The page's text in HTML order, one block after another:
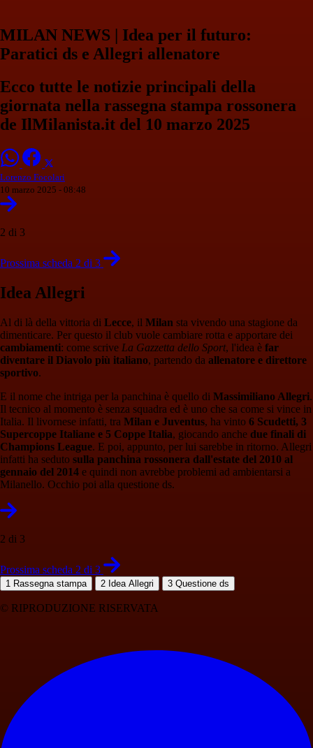
MILAN NEWS | Idea per il futuro:
Paratici ds e Allegri allenatore
Ecco tutte le notizie principali della
giornata nella rassegna stampa rossonera
de IlMilanista.it del 10 marzo 2025
Lorenzo Focolari
10 marzo 2025 - 08:48
2 di 3
Prossima scheda 2 di 3
Idea Allegri
Al di là della vittoria di Lecce, il Milan sta vivendo una stagione da
dimenticare. Per questo il club vuole cambiare rotta e apportare dei
cambiamenti: come scrive La Gazzetta dello Sport, l'idea è far
diventare il Diavolo più italiano, partendo da allenatore e direttore
sportivo.
E il nome che intriga per la panchina è quello di Massimiliano Allegri.
Il tecnico al momento è senza squadra ed è uno che sa come si vince in
Italia. Il livornese infatti, tra Milan e Juventus, ha vinto 6 Scudetti, 3
Supercoppe Italiane e 5 Coppe Italia, giocando anche due finali di
Champions League. E poi, appunto, per lui sarebbe in ritorno. Allegri
infatti ha seduto sulla panchina rossonera dall'estate del 2010 al
gennaio del 2014 e quindi non avrebbe problemi ad ambientarsi a
Milanello. Occhio poi alla questione ds.
2 di 3
Prossima scheda 2 di 3
1 Rassegna stampa 2 Idea Allegri 3 Questione ds
© RIPRODUZIONE RISERVATA